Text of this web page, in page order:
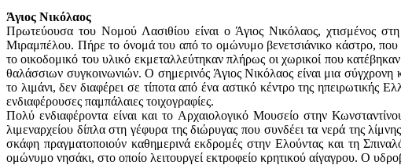
Άγιος Νικόλαος
Πρωτεύουσα του Νομού Λασιθίου είναι ο Άγιος Νικόλαος, χτισμένος
Mιραμπέλου. Πήρε το όνομά του από το ομώνυμο βενετσιάνικο κάστρο,
το οικοδομικό του υλικό εκμεταλλεύτηκαν πλήρως οι χωρικοί που
θαλάσσιων συγκοινωνιών. Ο σημερινός Άγιος Νικόλαος είναι μια
το λιμάνι, δεν διαφέρει σε τίποτα από ένα αστικό κέντρο της
ενδιαφέρουσες παμπάλαιες τοιχογραφίες.
Πολύ ενδιαφέροντα είναι και το Αρχαιολογικό Μουσείο στην
λιμεναρχείου δίπλα στη γέφυρα της διώρυγας που συνδέει τα νερά της
σκάφη πραγματοποιούν καθημερινά εκδρομές στην Eλούντας και τη
ομώνυμο νησάκι, στο οποίο λειτουργεί εκτροφείο κρητικού αίγαγρου. Ο